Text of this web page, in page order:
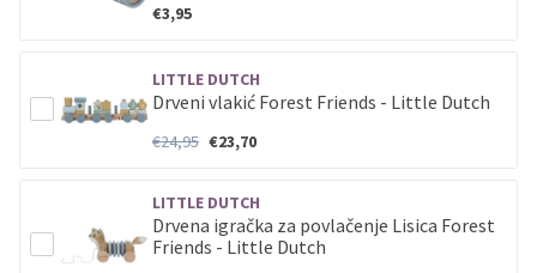
€3,95
LITTLE DUTCH
Drveni vlakić Forest Friends - Little Dutch
€24,95 €23,70
LITTLE DUTCH
Drvena igračka za povlačenje Lisica Forest
Friends - Little Dutch